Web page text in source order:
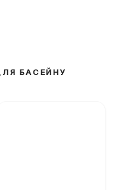
БАСЕЙНУ